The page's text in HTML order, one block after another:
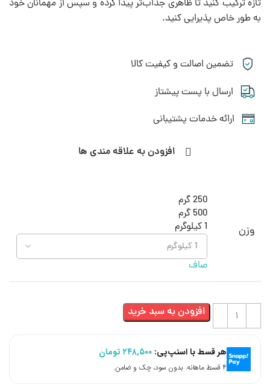
تازه ترکیب کنید تا ظاهری جذاب‌تر پیدا کرده و سپس از مهمانان خود
به طور خاص پذیرایی کنید.
تضمین اصالت و کیفیت کالا
ارسال با پست پیشتاز
ارائه خدمات پشتیبانی
افزودن به علاقه مندی ها
وزن
250 گرم
500 گرم
1 کیلوگرم
صاف
افزودن به سبد خرید
هر قسط با اسنپ‌پی: ۲۴۸,۵۰۰ تومان
۴ قسط ماهانه. بدون سود، چک و ضامن.